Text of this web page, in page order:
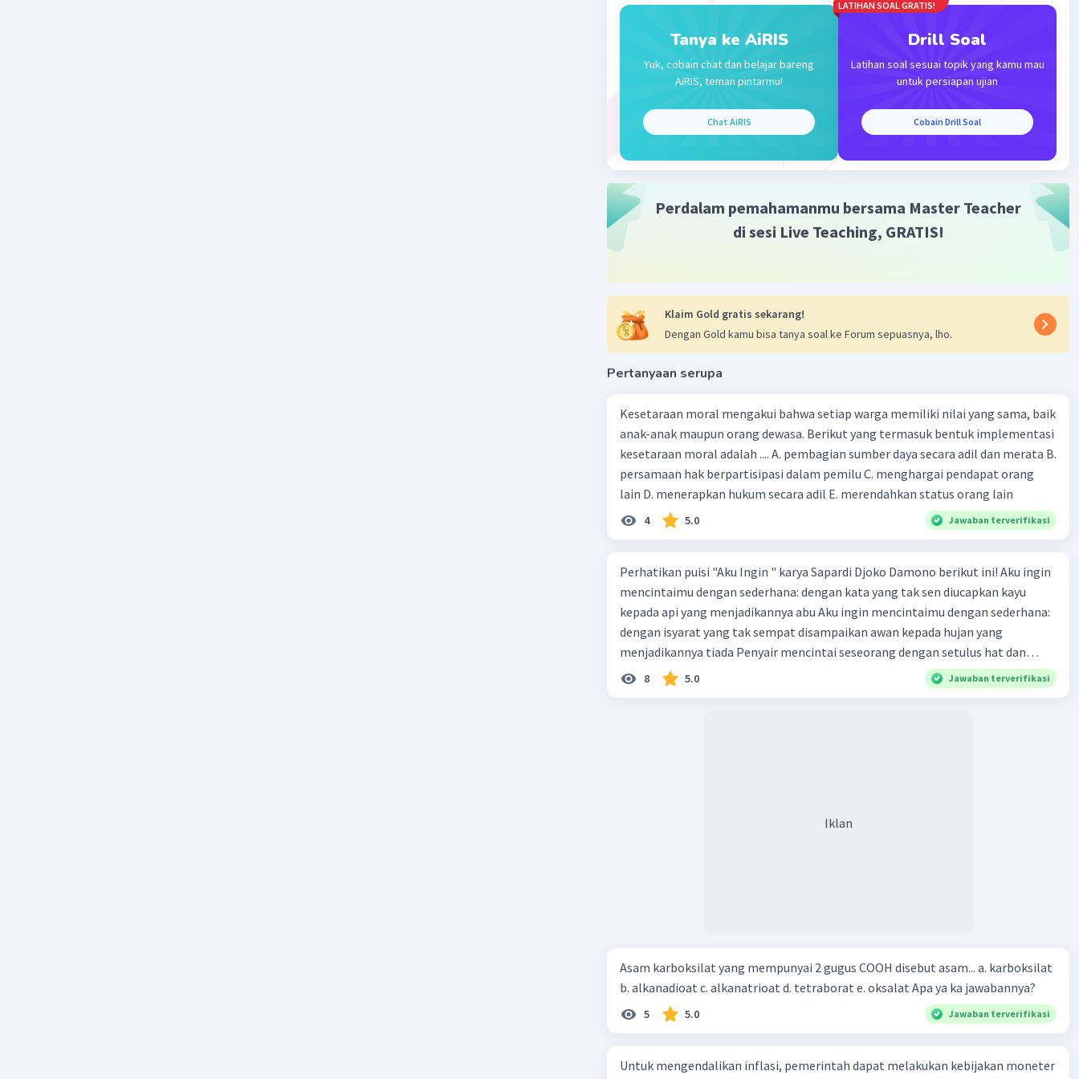
Beri Rating
Tanya ke AiRIS
Yuk, cobain chat dan belajar bareng
AiRIS, teman pintarmu!
Chat AiRIS
LATIHAN SOAL GRATIS!
Drill Soal
Latihan soal sesuai topik yang kamu mau
untuk persiapan ujian
Cobain Drill Soal
Perdalam pemahamanmu bersama Master Teacher
di sesi Live Teaching, GRATIS!
Klaim Gold gratis sekarang!
Dengan Gold kamu bisa tanya soal ke Forum sepuasnya, lho.
Pertanyaan serupa
Kesetaraan moral mengakui bahwa setiap warga memiliki nilai yang sama, baik
anak-anak maupun orang dewasa. Berikut yang termasuk bentuk implementasi
kesetaraan moral adalah .... A. pembagian sumber daya secara adil dan merata B.
persamaan hak berpartisipasi dalam pemilu C. menghargai pendapat orang
lain D. menerapkan hukum secara adil E. merendahkan status orang lain
4 5.0 Jawaban terverifikasi
Perhatikan puisi "Aku Ingin " karya Sapardi Djoko Damono berikut ini! Aku ingin
mencintaimu dengan sederhana: dengan kata yang tak sen diucapkan kayu
kepada api yang menjadikannya abu Aku ingin mencintaimu dengan sederhana:
dengan isyarat yang tak sempat disampaikan awan kepada hujan yang
menjadikannya tiada Penyair mencintai seseorang dengan setulus hat dan
dengan cara yang tidak berlebihan. Dengan cara mencintai dengan keserhanaan
dan kesetiaan, bahwa kesederhanaan menciptakan kesetiaan yang begitu
8 5.0 Jawaban terverifikasi
Iklan
Asam karboksilat yang mempunyai 2 gugus COOH disebut asam... a. karboksilat
b. alkanadioat c. alkanatrioat d. tetraborat e. oksalat Apa ya ka jawabannya?
5 5.0 Jawaban terverifikasi
Untuk mengendalikan inflasi, pemerintah dapat melakukan kebijakan moneter